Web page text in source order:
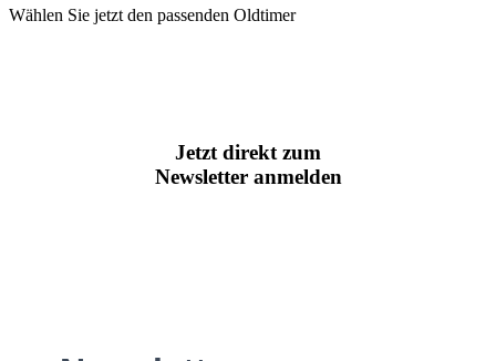
Wählen Sie jetzt den passenden Oldtimer
Jetzt direkt zum
Newsletter anmelden